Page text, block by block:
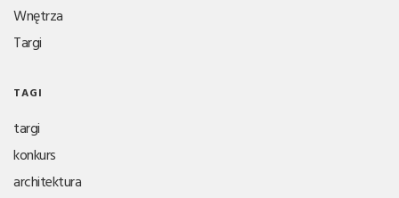
Wnętrza
Targi
TAGI
targi
konkurs
architektura